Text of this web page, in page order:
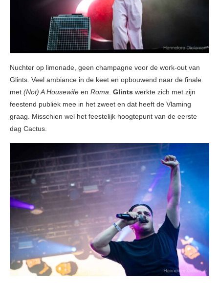
Nuchter op limonade, geen champagne voor de work-out van
Glints. Veel ambiance in de keet en opbouwend naar de finale
met (Not) A Housewife en Roma. Glints werkte zich met zijn
feestend publiek mee in het zweet en dat heeft de Vlaming
graag. Misschien wel het feestelijk hoogtepunt van de eerste
dag Cactus.